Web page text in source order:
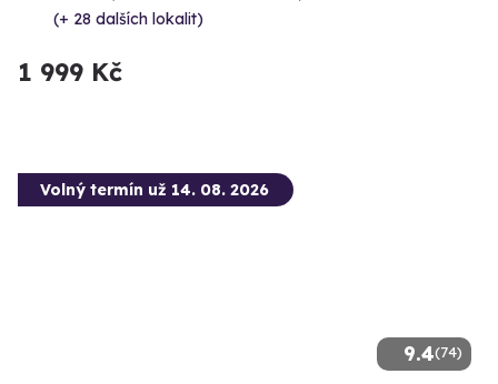
(+ 28 dalších lokalit)
1 999 Kč
9.4(74)
Volný termín už 14. 08. 2026